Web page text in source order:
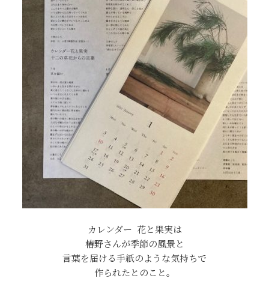
カレンダー 花と果実は
椿野さんが季節の風景と
言葉を届ける手紙のような気持ちで
作られたとのこと。